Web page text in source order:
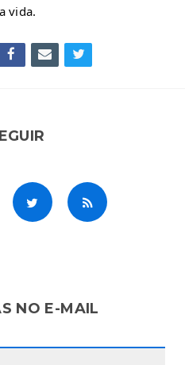
vida.
NO E-MAIL